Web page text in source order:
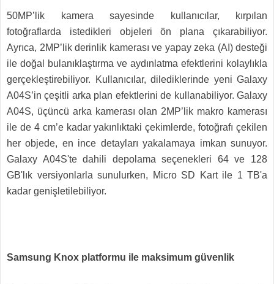
50MP’lik kamera sayesinde kullanıcılar, kırpılan
fotoğraflarda istedikleri objeleri ön plana çıkarabiliyor.
Ayrıca, 2MP’lik derinlik kamerası ve yapay zeka (AI) desteği
ile doğal bulanıklaştırma ve aydınlatma efektlerini kolaylıkla
gerçekleştirebiliyor. Kullanıcılar, dilediklerinde yeni Galaxy
A04S’in çeşitli arka plan efektlerini de kullanabiliyor. Galaxy
A04S, üçüncü arka kamerası olan 2MP’lik makro kamerası
ile de 4 cm’e kadar yakınlıktaki çekimlerde, fotoğrafı çekilen
her objede, en ince detayları yakalamaya imkan sunuyor.
Galaxy A04S'te dahili depolama seçenekleri 64 ve 128
GB'lık versiyonlarla sunulurken, Micro SD Kart ile 1 TB'a
kadar genişletilebiliyor.
Samsung Knox platformu ile maksimum güvenlik